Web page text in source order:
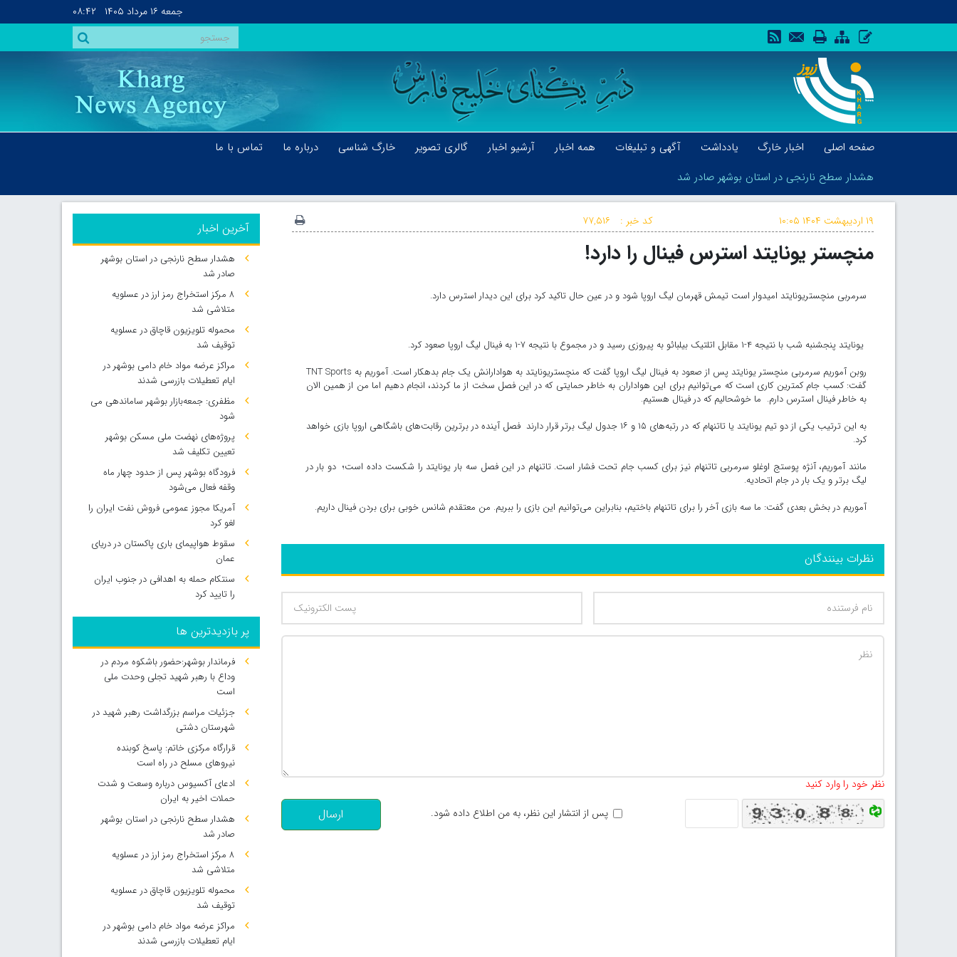
جمعه ۱۶ مرداد ۱۴۰۵ ۰۸:۴۲
صفحه اصلی اخبار خارگ یادداشت آگهی و تبلیغات همه اخبار آرشیو اخبار گالری تصویر خارگ شناسی درباره ما
تماس با ما
هشدار سطح نارنجی در استان بوشهر صادر شد
هشدار سطح نارنجی در استان بوشهر صادر شد
کد خبر : ۷۷,۵۱۶ ۱۹ اردیبهشت ۱۴۰۴ ۱۰:۰۵
منچستر یونایتد استرس فینال را دارد!
سرمربی منچستریونایتد امیدوار است تیمش قهرمان لیگ اروپا شود و در عین حال تاکید کرد برای این دیدار استرس دارد.
یونایتد پنجشنبه شب با نتیجه ۴-۱ مقابل اتلتیک بیلبائو به پیروزی رسید و در مجموع با نتیجه ۷-۱ به فینال لیگ اروپا صعود کرد.
روبن آموریم سرمربی منچستر یونایتد پس از صعود به فینال لیگ اروپا گفت که منچستریونایتد به هوادارانش یک جام بدهکار است. آموریم به TNT Sports
گفت: کسب جام کمترین کاری است که می‌توانیم برای این هواداران به خاطر حمایتی که در این فصل سخت از ما کردند، انجام دهیم اما من از همین الان
به خاطر فینال استرس دارم. ما خوشحالیم که در فینال هستیم.
به این ترتیب یکی از دو تیم یونایتد یا تاتنهام که در رتبه‌های ۱۵ و ۱۶ جدول لیگ برتر قرار دارند فصل آینده در برترین رقابت‌های باشگاهی اروپا بازی خواهد
کرد.
مانند آموریم، آنژه پوستج اوغلو سرمربی تاتنهام نیز برای کسب جام تحت فشار است. تاتنهام در این فصل سه بار یونایتد را شکست داده است؛ دو بار در
لیگ برتر و یک بار در جام اتحادیه.
آموریم در بخش بعدی گفت: ما سه بازی آخر را برای تاتنهام باختیم، بنابراین می‌توانیم این بازی را ببریم. من معتقدم شانس خوبی برای بردن فینال داریم.
نظرات بینندگان
نظر خود را وارد کنید
پس از انتشار این نظر، به من اطلاع داده شود.
ارسال
آخرین اخبار
هشدار سطح نارنجی در استان بوشهر
صادر شد
۸ مرکز استخراج رمز ارز در عسلویه
متلاشی شد
محموله تلویزیون قاچاق در عسلویه
توقیف شد
مراکز عرضه مواد خام دامی بوشهر در
ایام تعطیلات بازرسی شدند
مظفری: جمعه‌بازار بوشهر ساماندهی می‌
شود
پروژه‌های نهضت ملی مسکن بوشهر
تعیین تکلیف شد
فرودگاه بوشهر پس از حدود چهار ماه
وقفه فعال می‌شود
آمریکا مجوز عمومی فروش نفت ایران را
لغو کرد
سقوط هواپیمای باری پاکستان در دریای
عمان
سنتکام حمله به اهدافی در جنوب ایران
را تایید کرد
پر بازدیدترین ها
فرماندار بوشهر:حضور باشکوه مردم در
وداع با رهبر شهید تجلی وحدت ملی
است
جزئیات مراسم بزرگداشت رهبر شهید در
شهرستان دشتی
قرارگاه مرکزی خاتم: پاسخ کوبنده
نیروهای مسلح در راه است
ادعای آکسیوس درباره وسعت و شدت
حملات اخیر به ایران
هشدار سطح نارنجی در استان بوشهر
صادر شد
۸ مرکز استخراج رمز ارز در عسلویه
متلاشی شد
محموله تلویزیون قاچاق در عسلویه
توقیف شد
مراکز عرضه مواد خام دامی بوشهر در
ایام تعطیلات بازرسی شدند